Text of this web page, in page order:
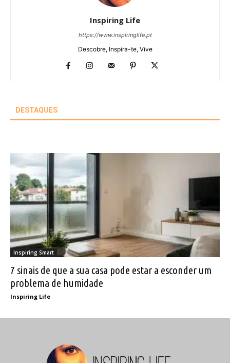
Inspiring Life
https://www.inspiringlife.pt
Descobre, Inspira-te, Vive
DESTAQUES
Inspiring Smart
7 sinais de que a sua casa pode estar a esconder um
problema de humidade
Inspiring Life